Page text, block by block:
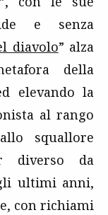
e senza
diavolo” alza
della
elevando la
al rango
squallore
diverso da
ultimi anni,
con richiami